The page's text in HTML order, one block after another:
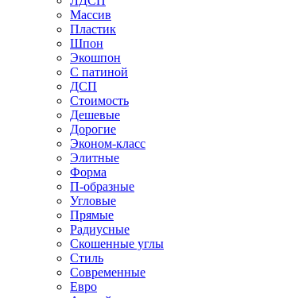
Массив
Пластик
Шпон
Экошпон
С патиной
ДСП
Стоимость
Дешевые
Дорогие
Эконом-класс
Элитные
Форма
П-образные
Угловые
Прямые
Радиусные
Скошенные углы
Стиль
Современные
Евро